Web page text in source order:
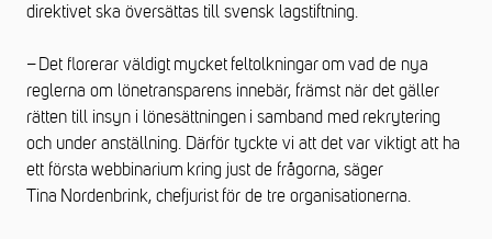
direktivet ska översättas till svensk lagstiftning.
– Det florerar väldigt mycket feltolkningar om vad de nya
reglerna om lönetransparens innebär, främst när det gäller
rätten till insyn i lönesättningen i samband med rekrytering
och under anställning. Därför tyckte vi att det var viktigt att ha
ett första webbinarium kring just de frågorna, säger
Tina Nordenbrink, chefjurist för de tre organisationerna.